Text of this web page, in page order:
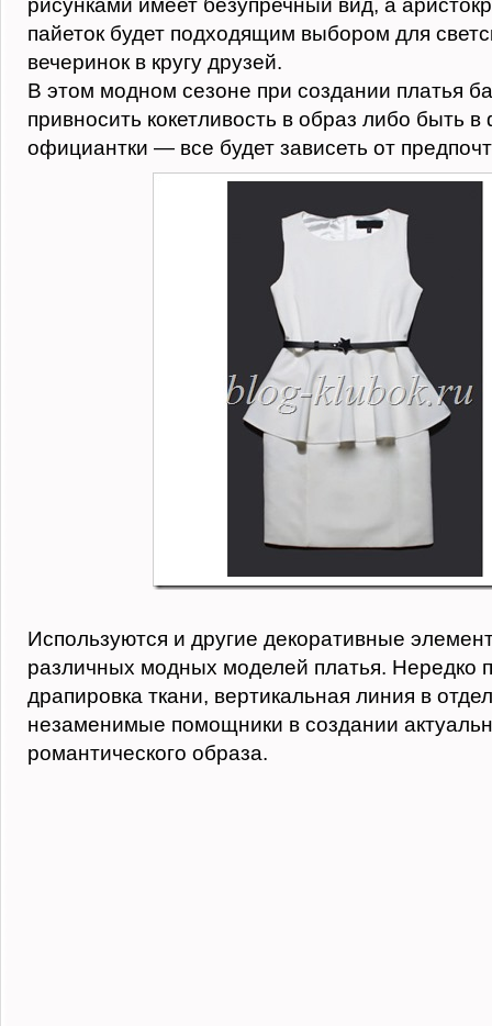
пайеток будет подходящим выбором для
вечеринок в кругу друзей.
В этом модном сезоне при создании платья
привносить кокетливость в образ либо быть
официантки — все будет зависеть от
Используются и другие декоративные
различных модных моделей платья. Нередко
драпировка ткани, вертикальная линия в
незаменимые помощники в создании
романтического образа.